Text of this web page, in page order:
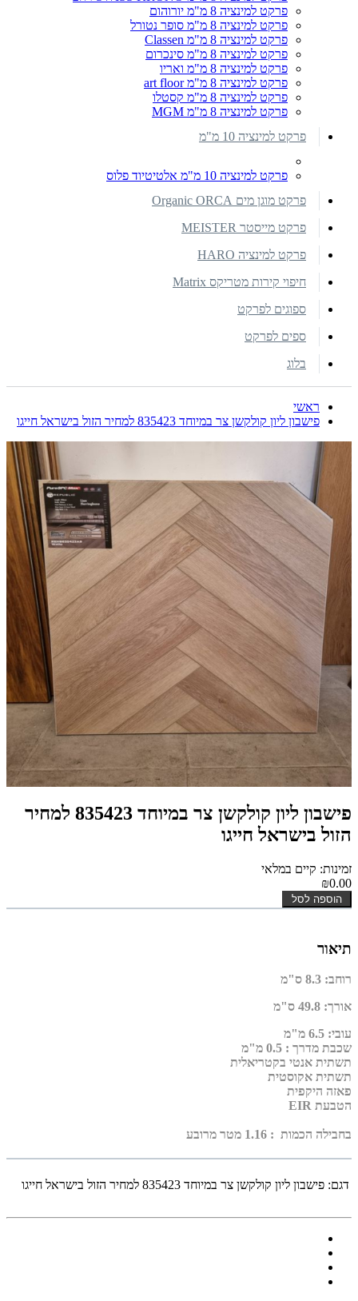
פרקט למינציה 8 מ"מ יורוהום
פרקט למינציה 8 מ"מ סופר נטורל
פרקט למינציה 8 מ"מ Classen
פרקט למינציה 8 מ"מ סינכרום
פרקט למינציה 8 מ"מ ואריו
פרקט למינציה 8 מ"מ art floor
פרקט למינציה 8 מ"מ קסטלו
פרקט למינציה 8 מ"מ MGM
פרקט למינציה 10 מ"מ
פרקט למינציה 10 מ"מ אלטיטיוד פלוס
פרקט מוגן מים Organic ORCA
פרקט מייסטר MEISTER
פרקט למינציה HARO
חיפוי קירות מטריקס Matrix
ספוגים לפרקט
ספים לפרקט
בלוג
ראשי
פישבון ליון קולקשן צר במיוחד 835423 למחיר הזול בישראל חייגו
פישבון ליון קולקשן צר במיוחד 835423 למחיר
הזול בישראל חייגו
זמינות: קיים במלאי
₪0.00
הוספה לסל
תיאור
רוחב: 8.3 ס"מ
אורך: 49.8 ס"מ
עובי: 6.5 מ"מ
שכבת מדרך : 0.5 מ"מ
תשתית אנטי בקטריאלית
תשתית אקוסטית
פאזה היקפית
הטבעת EIR
בחבילה הכמות : 1.16 מטר מרובע
דגם: פישבון ליון קולקשן צר במיוחד 835423 למחיר הזול בישראל חייגו